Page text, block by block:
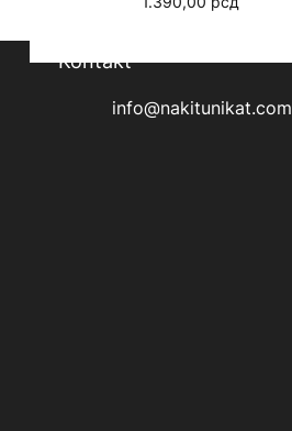
Kontakt
info@nakitunikat.com